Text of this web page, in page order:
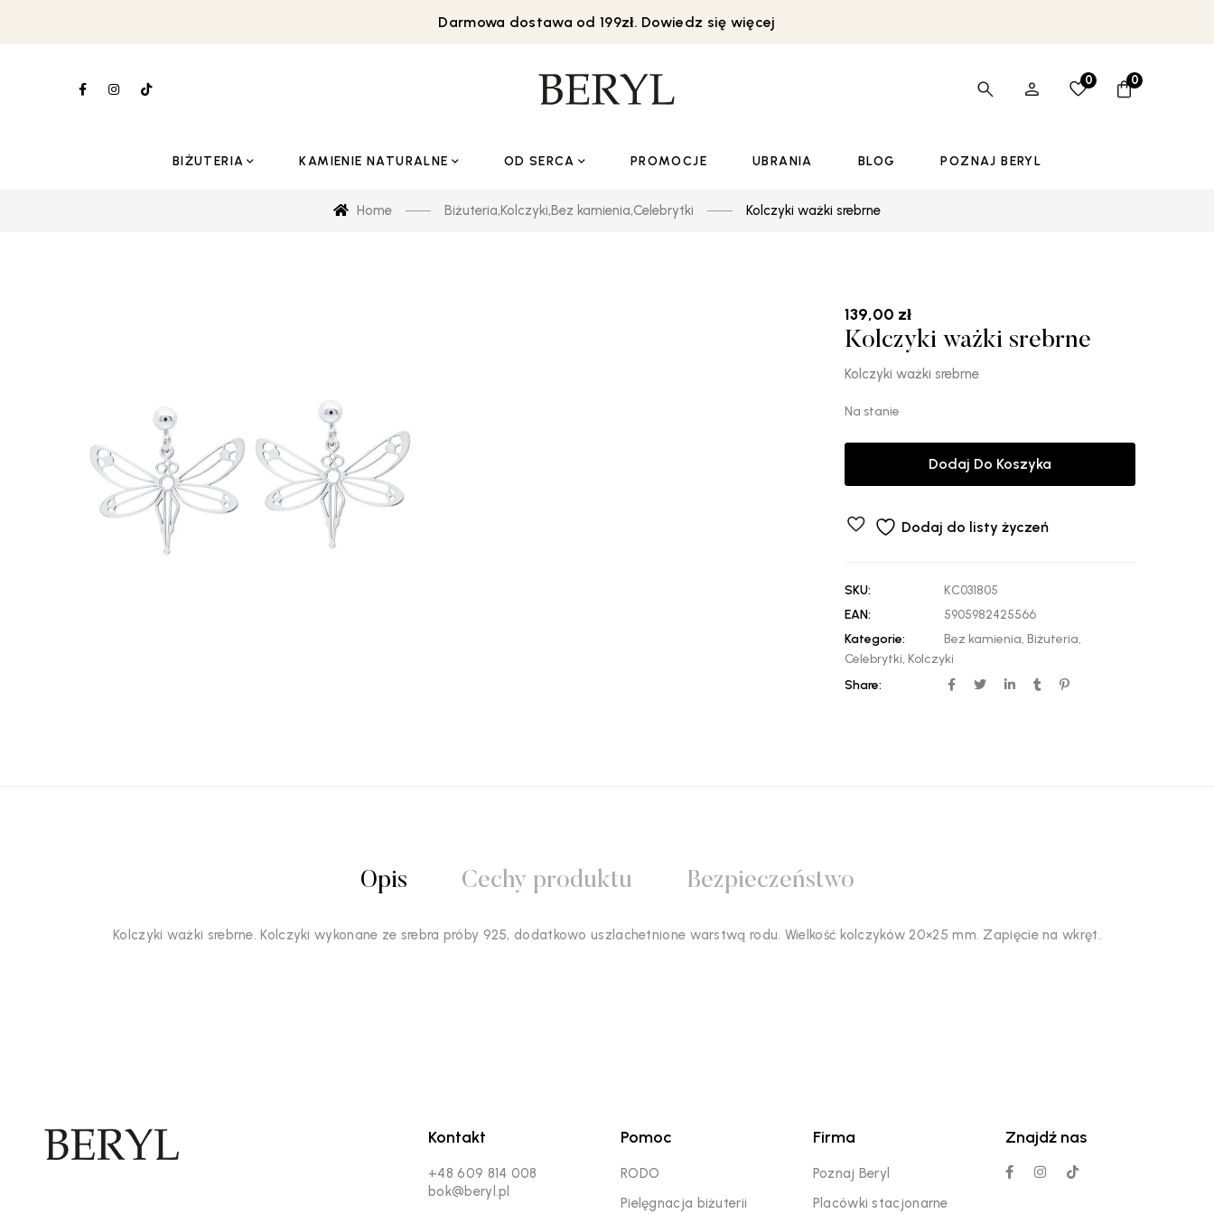
Darmowa dostawa od 199zł. Dowiedz się więcej
0 0
BIŻUTERIA KAMIENIE NATURALNE OD SERCA PROMOCJE UBRANIA BLOG POZNAJ BERYL
Home Biżuteria,Kolczyki,Bez kamienia,Celebrytki Kolczyki ważki srebrne
139,00 zł
Kolczyki ważki srebrne
Kolczyki ważki srebrne
Na stanie
Dodaj Do Koszyka
Dodaj do listy życzeń
SKU:
KC031805
EAN:
5905982425566
Kategorie:
Bez kamienia, Biżuteria,
Celebrytki, Kolczyki
Share:
Opis Cechy produktu Bezpieczeństwo
Kolczyki ważki srebrne. Kolczyki wykonane ze srebra próby 925, dodatkowo uszlachetnione warstwą rodu. Wielkość kolczyków 20×25 mm. Zapięcie na wkręt.
Kontakt
+48 609 814 008
bok@beryl.pl
Pomoc
RODO
Pielęgnacja biżuterii
Firma
Poznaj Beryl
Placówki stacjonarne
Znajdź nas